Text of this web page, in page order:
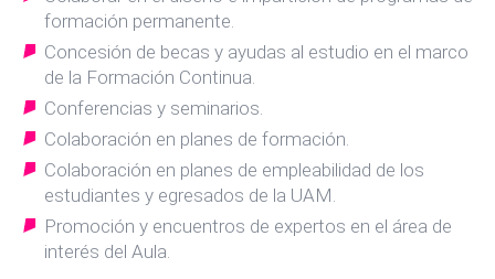
formación permanente.
Concesión de becas y ayudas al estudio en el marco
de la Formación Continua.
Conferencias y seminarios.
Colaboración en planes de formación.
Colaboración en planes de empleabilidad de los
estudiantes y egresados de la UAM.
Promoción y encuentros de expertos en el área de
interés del Aula.